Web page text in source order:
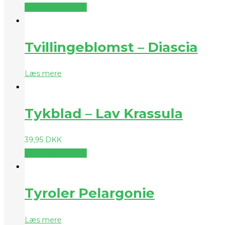
Tvillingeblomst – Diascia
Læs mere
Tykblad – Lav Krassula
39,95 DKK
Tyroler Pelargonie
Læs mere